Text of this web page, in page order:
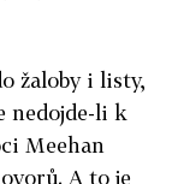
žaloby i listy,
nedojde-li k
Meehan
A to je